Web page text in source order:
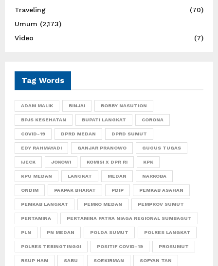
Traveling
(70)
Umum (2,173)
Video
(7)
Tag Words
ADAM MALIK BINJAI BOBBY NASUTION
BPJS KESEHATAN BUPATI LANGKAT CORONA
COVID-19 DPRD MEDAN DPRD SUMUT
EDY RAHMAYADI GANJAR PRANOWO GUGUS TUGAS
IJECK JOKOWI KOMISI X DPR RI KPK
KPU MEDAN LANGKAT MEDAN NARKOBA
ONDIM PAKPAK BHARAT PDIP PEMKAB ASAHAN
PEMKAB LANGKAT PEMKO MEDAN PEMPROV SUMUT
PERTAMINA PERTAMINA PATRA NIAGA REGIONAL SUMBAGUT
PLN PN MEDAN POLDA SUMUT POLRES LANGKAT
POLRES TEBINGTINGGI POSITIF COVID-19 PROSUMUT
RSUP HAM SABU SOEKIRMAN SOFYAN TAN